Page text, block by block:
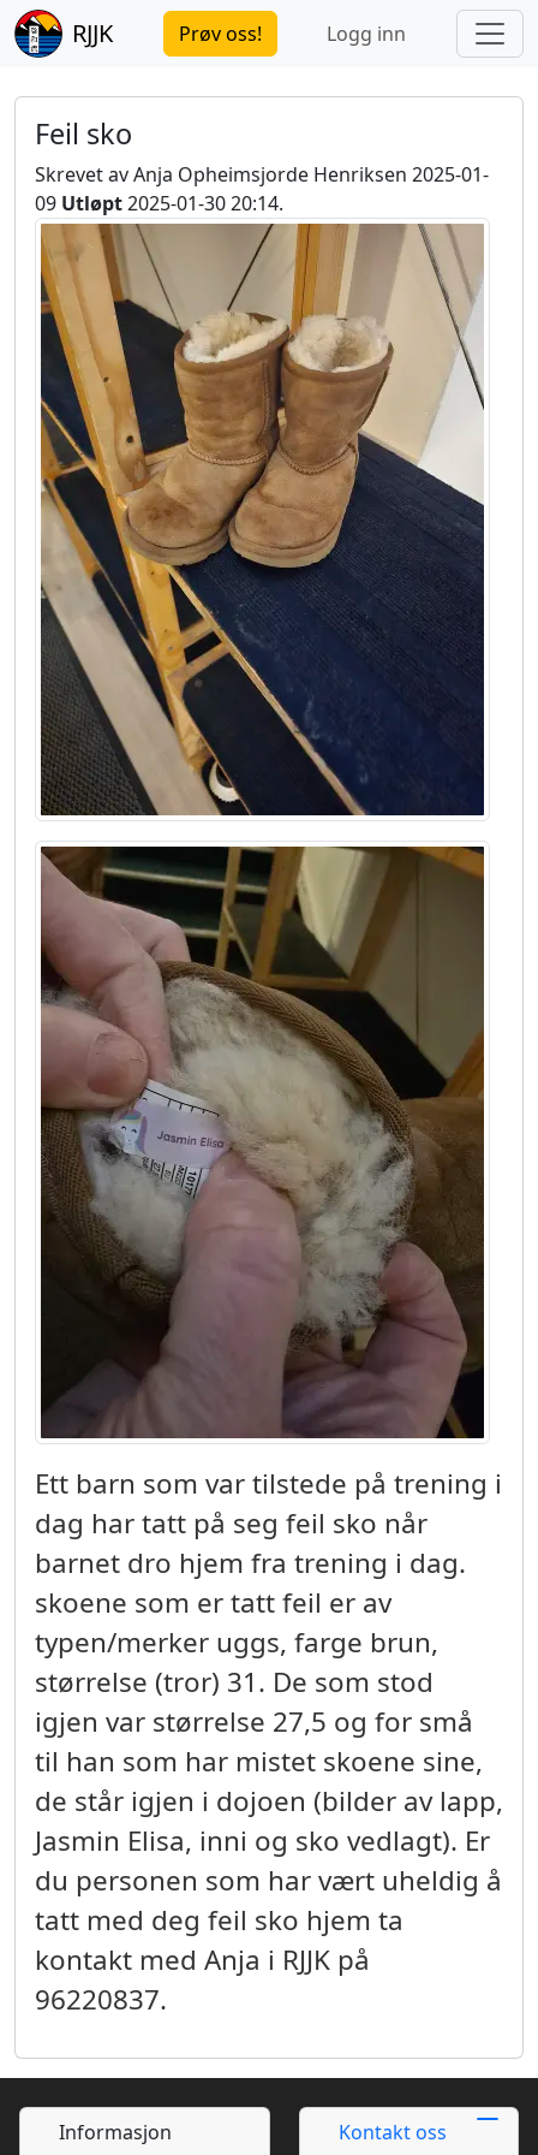
RJJK Prøv oss! Logg inn
Feil sko
Skrevet av Anja Opheimsjorde Henriksen 2025-01-
09 Utløpt2025-01-30 20:14.
Ett barn som var tilstede på trening i
dag har tatt på seg feil sko når
barnet dro hjem fra trening i dag.
skoene som er tatt feil er av
typen/merker uggs, farge brun,
størrelse (tror) 31. De som stod
igjen var størrelse 27,5 og for små
til han som har mistet skoene sine,
de står igjen i dojoen (bilder av lapp,
Jasmin Elisa, inni og sko vedlagt). Er
du personen som har vært uheldig å
tatt med deg feil sko hjem ta
kontakt med Anja i RJJK på
96220837.
Informasjon Kontakt oss